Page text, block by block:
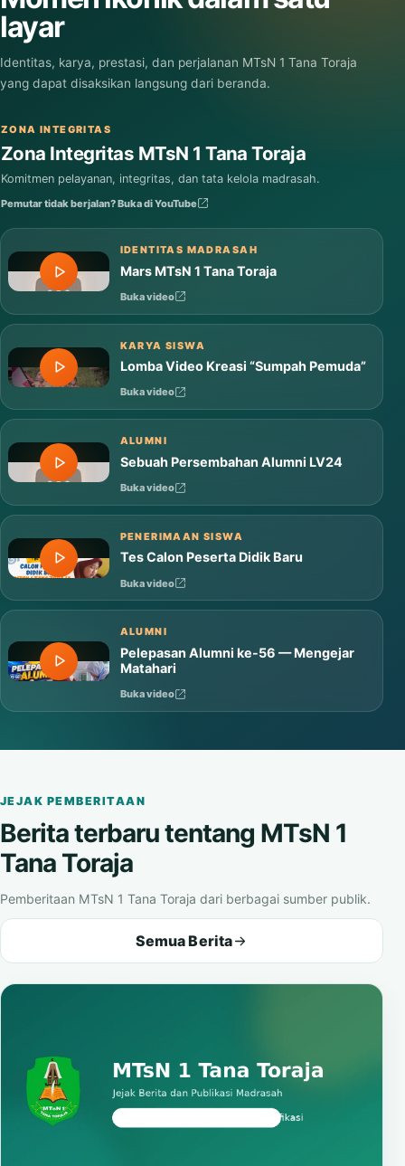
layar
Identitas, karya, prestasi, dan perjalanan MTsN 1 Tana Toraja
yang dapat disaksikan langsung dari beranda.
ZONA INTEGRITAS
Zona Integritas MTsN 1 Tana Toraja
Komitmen pelayanan, integritas, dan tata kelola madrasah.
Pemutar tidak berjalan? Buka di YouTube
IDENTITAS MADRASAH
Mars MTsN 1 Tana Toraja
Buka video
KARYA SISWA
Lomba Video Kreasi “Sumpah Pemuda”
Buka video
ALUMNI
Sebuah Persembahan Alumni LV24
Buka video
PENERIMAAN SISWA
Tes Calon Peserta Didik Baru
Buka video
ALUMNI
Pelepasan Alumni ke-56 — Mengejar
Matahari
Buka video
JEJAK PEMBERITAAN
Berita terbaru tentang MTsN 1
Tana Toraja
Pemberitaan MTsN 1 Tana Toraja dari berbagai sumber publik.
Semua Berita